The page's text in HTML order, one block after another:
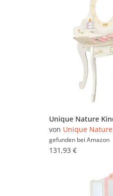
von Unique Nature
gefunden bei Amazon
131,93 €